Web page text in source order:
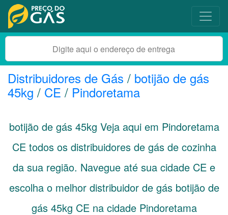
Distribuidores de Gás / botijão de gás
45kg / CE / Pindoretama
botijão de gás 45kg Veja aqui em Pindoretama
CEtodos os distribuidores de gás de cozinha
da sua região. Navegue até sua cidade CE e
escolha o melhor distribuidor de gás botijão de
gás 45kg CE na cidade Pindoretama